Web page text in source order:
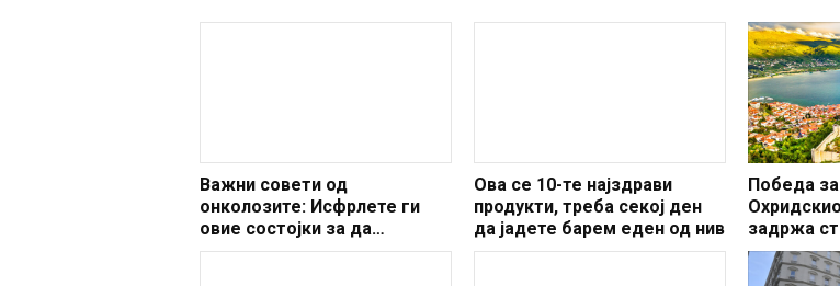
Важни совети од
онколозите: Исфрлете ги
овие состојки за да
живеете долго
Ова се 10-те најздрави
продукти, треба секој ден
да јадете барем еден од нив
Победа
задржа